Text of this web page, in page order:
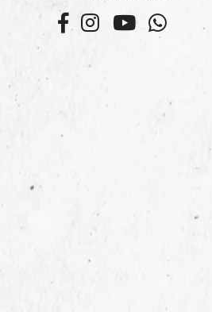
FacebookInstagramYouTubeWhatsapp